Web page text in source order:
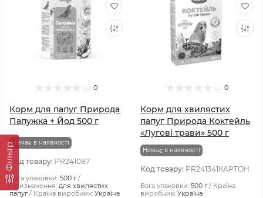
Фiльтр
0
Корм для папуг Природа
Папужка + Йод 500 г
Немає в наявності
Код товару: PR241087
Вага упаковки: 500 г
Призначення: для хвилястих
папуг
Країна виробник: Україна
0
Корм для хвилястих
папуг Природа Коктейль
«Лугові трави» 500 г
Немає в наявності
Код товару: PR241341КАРТОН
Вага упаковки: 500 г
Країна
виробник: Україна